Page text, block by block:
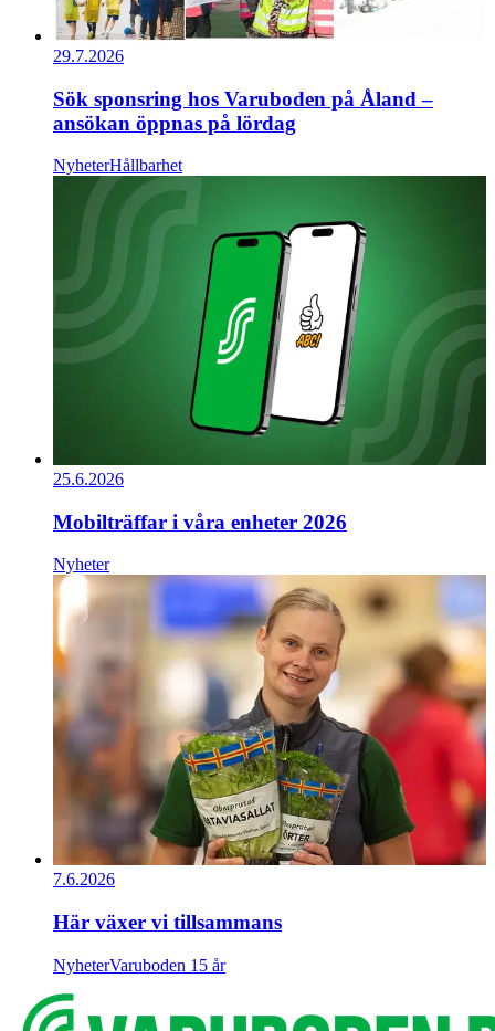
29.7.2026
Sök sponsring hos Varuboden på Åland –
ansökan öppnas på lördag
NyheterHållbarhet
25.6.2026
Mobilträffar i våra enheter 2026
Nyheter
7.6.2026
Här växer vi tillsammans
NyheterVaruboden 15 år